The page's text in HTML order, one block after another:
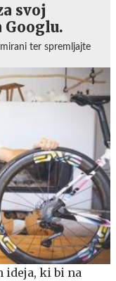
svoj
ter spremljajte
ideja, ki bi na